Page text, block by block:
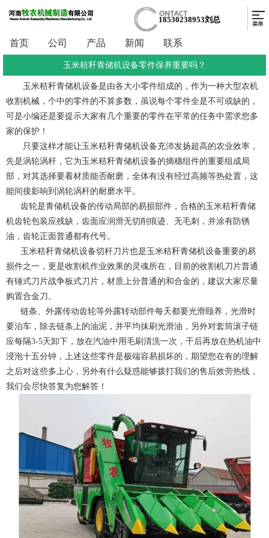
18530238953刘总
首页 公司 产品 新闻 联系
玉米秸秆青储机设备零件保养重要吗？
玉米秸秆青储机设备是由各大小零件组成的，作为一种大型农机
收割机械，个中的零件的不算多数，虽说每个零件全是不可或缺的，
可是小编还是要提示大家有几个重要的零件在平常的任务中需求您多
家的保护！
只要这样才能让玉米秸秆青储机设备充沛发扬超高的农业效率，
先是涡轮涡杆，它为玉米秸秆青储机设备的摘穗组件的重要组成局
部，对其选择要看材质能否耐磨，全体有没有经过高频等热处置，这
能间接影响到涡轮涡杆的耐磨水平。
齿轮是青储机设备的传动局部的易损部件，合格的玉米秸秆青储
机齿轮包装应残缺，齿面应润滑无切削痕迹、无毛刺，并涂有防锈
油，齿轮正面普通都有代号。
玉米秸秆青储机设备切杆刀片也是玉米秸秆青储机设备重要的易
损件之一，更是收割机作业效果的灵魂所在，目前的收割机刀片普通
有锤式刀片战争板式刀片，材质上分普通的和合金的，建议大家尽量
购置合金刀。
链条、外露传动齿轮等外露转动部件每天都要光滑颐养，光滑时
要泊车，除去链条上的油泥，并平均抹刷光滑油，另外对套筒滚子链
应每隔3-5天卸下，放在汽油中用毛刷清洗一次，干后再放在热机油中
浸泡十五分钟，上述这些零件是极端容易损坏的，期望您在有的理解
之后对这些多上心，另外有什么疑惑能够拨打我们的售后效劳热线，
我们会尽快答复为您解答！